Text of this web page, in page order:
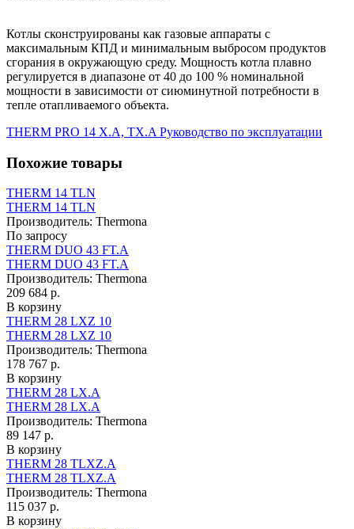
Котлы сконструированы как газовые аппараты с
максимальным КПД и минимальным выбросом продуктов
сгорания в окружающую среду. Мощность котла плавно
регулируется в диапазоне от 40 до 100 % номинальной
мощности в зависимости от сиюминутной потребности в
тепле отапливаемого объекта.
THERM PRO 14 X.A, TX.A Руководство по эксплуатации
Похожие товары
THERM 14 TLN
THERM 14 TLN
Производитель: Thermona
По запросу
THERM DUO 43 FT.A
THERM DUO 43 FT.A
Производитель: Thermona
209 684 р.
В корзину
THERM 28 LXZ 10
THERM 28 LXZ 10
Производитель: Thermona
178 767 р.
В корзину
THERM 28 LX.A
THERM 28 LX.A
Производитель: Thermona
89 147 р.
В корзину
THERM 28 TLXZ.A
THERM 28 TLXZ.A
Производитель: Thermona
115 037 р.
В корзину